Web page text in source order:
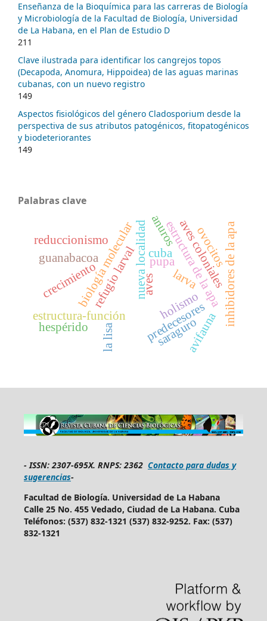
Enseñanza de la Bioquímica para las carreras de Biología
y Microbiología de la Facultad de Biología, Universidad
de La Habana, en el Plan de Estudio D
211
Clave ilustrada para identificar los cangrejos topos
(Decapoda, Anomura, Hippoidea) de las aguas marinas
cubanas, con un nuevo registro
149
Aspectos fisiológicos del género Cladosporium desde la
perspectiva de sus atributos patogénicos, fitopatogénicos
y biodeteriorantes
149
Palabras clave
predecesores
estructura-función
biología molecular
hespérido
nueva localidad
la lisa
guanabacoa
larva
pupa
refugio larval estructura de la apainhibidores de la apa
aves coloniales
crecimiento
cuba
aves
avifauna
holismo
reduccionismo anuros ovocitos
saraguro
- ISSN: 2307-695X. RNPS: 2362 Contacto para dudas y
sugerencias-
Facultad de Biología. Universidad de La Habana
Calle 25 No. 455 Vedado, Ciudad de La Habana. Cuba
Teléfonos: (537) 832-1321 (537) 832-9252. Fax: (537)
832-1321